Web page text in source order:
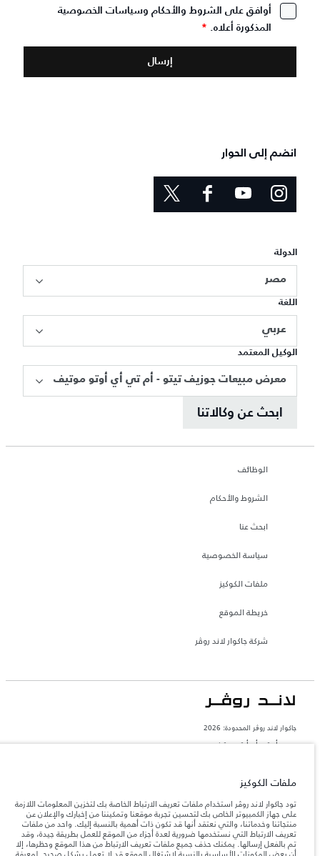
أوافق على الشروط والأحكام وسياسات الخصوصية
المذكورة أعلاه. *
انضم إلى الحوار
الدولة
مصر
اللغة
عربي
الوكيل المعتمد
معرض مبيعات جوزيف تيتو - أم تي أي أوتو موتيف
ابحث عن وكالاتنا
الوظائف
الشروط والأحكام
ابحث عنا
سياسة الخصوصية
ملفات الكوكيز
خريطة الموقع
شركة جاكوار لاند روڤر
جاكوار لاند روڨر المحدودة: 2026
مصر, أم تي أي أوتو موتيف
والحد الأقصى لأحمال المحور عند تحميل السيارة بالإكسسوارات والركاب والسوائل والوقود
المعلومات والمواصفات والأسعار والألوان المذكورة على هذا الموقع قد تختلف من بلد إلى
آخر، كما أنّها قد تتغير بدون إشعار مسبق. الرجاء التواصل مع وكيلنا المحلي للتأكد من توفّرها
والتحقق من الأسعار.
ملفات الكوكيز
تود جاكوار لاند روڤر استخدام ملفات تعريف الارتباط الخاصة بك لتخزين المعلومات اللازمة
على جهاز الكمبيوتر الخاص بك لتحسين تجربة موقعنا وتمكيننا من إخبارك والإعلان عن
منتجاتنا وخدماتنا، والتي نعتقد أنها قد تكون ذات أهمية بالنسبة إليك. واحد من ملفات
تعريف الارتباط التي نستخدمها ضرورية لعدة أجزاء من الموقع للعمل بطريقة جيدة، وقد
تم بالفعل إرسالها. يمكنك حذف جميع ملفات تعريف الارتباط من هذا الموقع وحظرها، إلا